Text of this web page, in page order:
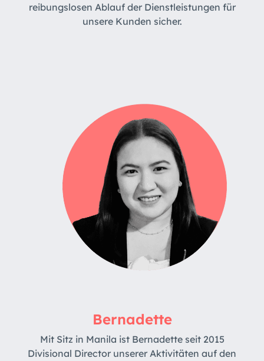
reibungslosen Ablauf der Dienstleistungen für
unsere Kunden sicher.
Bernadette
Mit Sitz in Manila ist Bernadette seit 2015
Divisional Director unserer Aktivitäten auf den